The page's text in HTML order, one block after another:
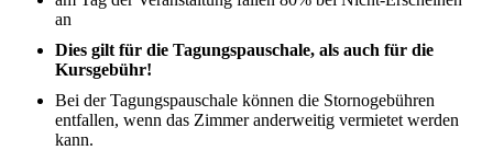
an
Dies gilt für die Tagungspauschale, als auch für die
Kursgebühr!
Bei der Tagungspauschale können die Stornogebühren
entfallen, wenn das Zimmer anderweitig vermietet werden
kann.